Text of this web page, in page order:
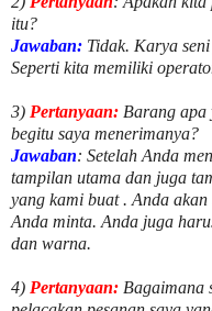
itu?
Jawaban: Tidak. Karya
Seperti kita memiliki
3) Pertanyaan: Barang apa
begitu saya menerimanya?
Jawaban: Setelah Anda
tampilan utama dan juga
yang kami buat . Anda
Anda minta. Anda juga
dan warna.
4) Pertanyaan: Bagaimana